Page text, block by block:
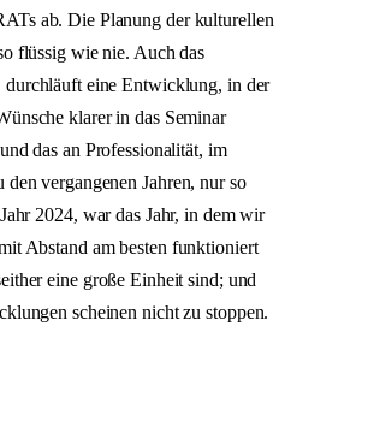
ab. Die Planung der kulturellen
flüssig wie nie. Auch das
eine Entwicklung, in der
klarer in das Seminar
das an Professionalität, im
den vergangenen Jahren, nur so
2024, war das Jahr, in dem wir
Abstand am besten funktioniert
eine große Einheit sind; und
scheinen nicht zu stoppen.